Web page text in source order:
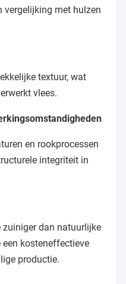
vergelijking met hulzen
textuur, wat
vlees.
en rookprocessen
integriteit in
zuiniger dan natuurlijke
kosteneffectieve
productie.